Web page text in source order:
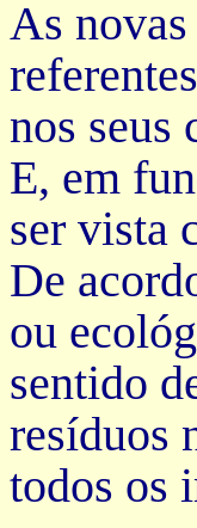
As
nos seus
E, em
ser vista
De
ou
sentido
resíduos
todos os